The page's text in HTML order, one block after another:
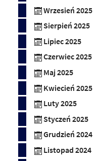
Wrzesień 2025
Sierpień 2025
Lipiec 2025
Czerwiec 2025
Maj 2025
Kwiecień 2025
Luty 2025
Styczeń 2025
Grudzień 2024
Listopad 2024